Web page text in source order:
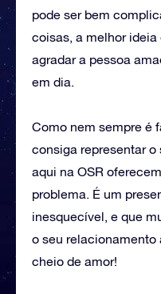
pode ser bem
coisas, a melhor ideia
agradar a pessoa
em dia.
Como nem sempre é
consiga representar o
aqui na OSR
problema. É um
inesquecível, e que
o seu
cheio de amor!